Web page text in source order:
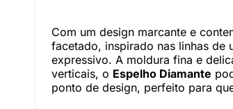
Com um design marcante e
facetado, inspirado nas linhas de
expressivo. A moldura fina e
verticais, o Espelho Diamante
ponto de design, perfeito para